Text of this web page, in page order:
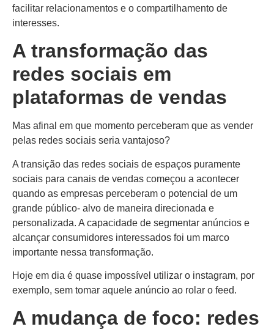
facilitar relacionamentos e o compartilhamento de
interesses.
A transformação das
redes sociais em
plataformas de vendas
Mas afinal em que momento perceberam que as vender
pelas redes sociais seria vantajoso?
A transição das redes sociais de espaços puramente
sociais para canais de vendas começou a acontecer
quando as empresas perceberam o potencial de um
grande público- alvo de maneira direcionada e
personalizada. A capacidade de segmentar anúncios e
alcançar consumidores interessados foi um marco
importante nessa transformação.
Hoje em dia é quase impossível utilizar o instagram, por
exemplo, sem tomar aquele anúncio ao rolar o feed.
A mudança de foco: redes